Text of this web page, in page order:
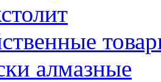
алмазные